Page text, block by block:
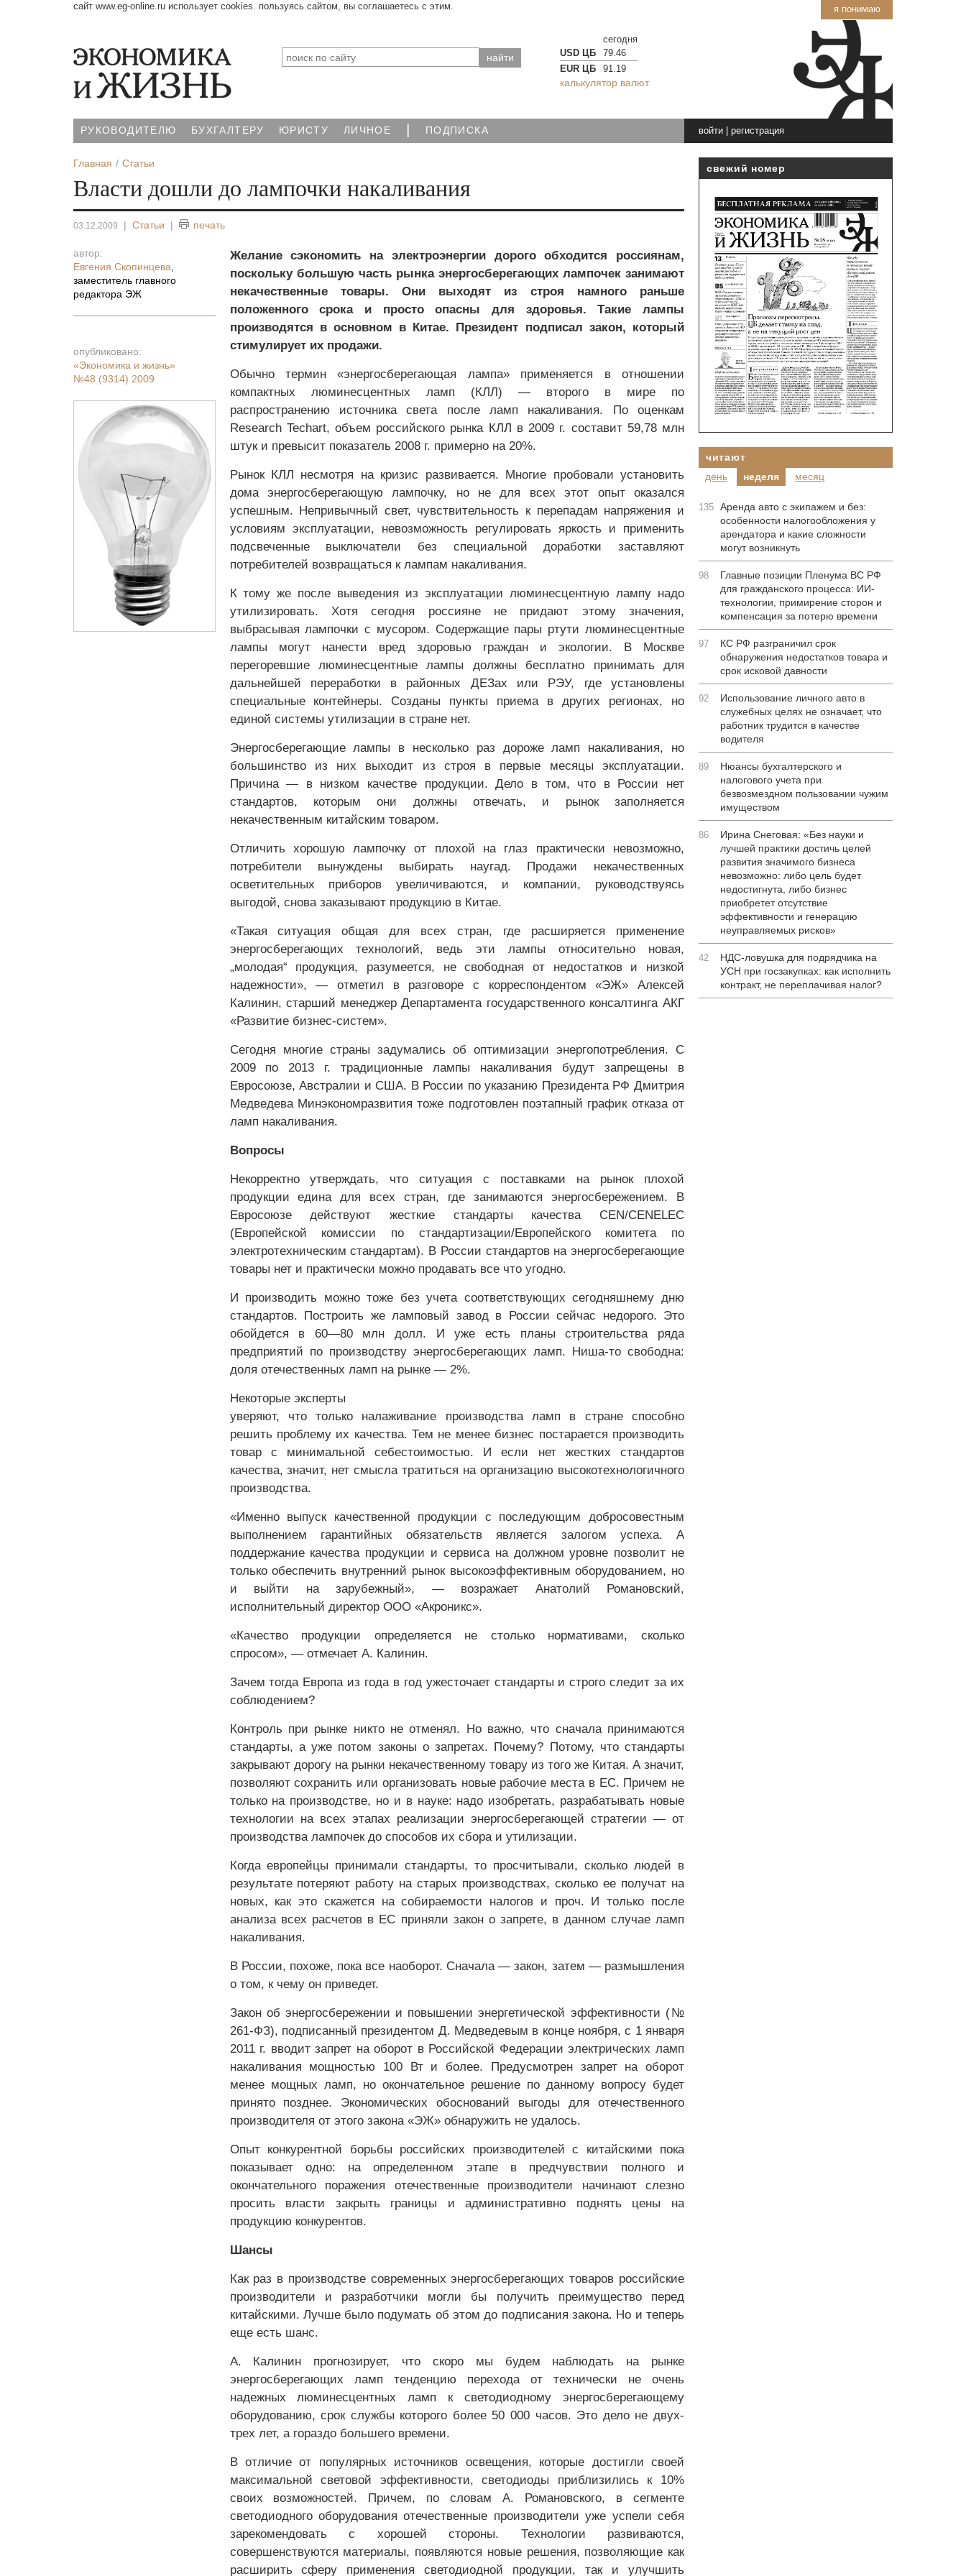
я понимаю
сайт www.eg-online.ru использует cookies. пользуясь сайтом, вы соглашаетесь с этим.
сегодня
USD ЦБ
79.46
EUR ЦБ
91.19
калькулятор валют
РУКОВОДИТЕЛЮ БУХГАЛТЕРУ ЮРИСТУ ЛИЧНОЕ | ПОДПИСКА войти| регистрация
Главная Статьи
Власти дошли до лампочки накаливания
03.12.2009 | Статьи | печать
автор:
Евгения Скопинцева
заместитель главного
редактора ЭЖ
опубликовано:
«Экономика и жизнь»
№48 (9314) 2009
Желание сэкономить на электроэнергии дорого обходится россиянам,
поскольку большую часть рынка энергосберегающих лампочек занимают
некачественные товары. Они выходят из строя намного раньше
положенного срока и просто опасны для здоровья. Такие лампы
производятся в основном в Китае. Президент подписал закон, который
стимулирует их продажи.
Обычно термин «энергосберегающая лампа» применяется в отношении
компактных люминесцентных ламп (КЛЛ) — второго в мире по
распространению источника света после ламп накаливания. По оценкам
Research Techart, объем российского рынка КЛЛ в 2009 г. составит 59,78 млн
штук и превысит показатель 2008 г. примерно на 20%.
Рынок КЛЛ несмотря на кризис развивается. Многие пробовали установить
дома энергосберегающую лампочку, но не для всех этот опыт оказался
успешным. Непривычный свет, чувствительность к перепадам напряжения и
условиям эксплуатации, невозможность регулировать яркость и применить
подсвеченные выключатели без специальной доработки заставляют
потребителей возвращаться к лампам накаливания.
К тому же после выведения из эксплуатации люминесцентную лампу надо
утилизировать. Хотя сегодня россияне не придают этому значения,
выбрасывая лампочки с мусором. Содержащие пары ртути люминесцентные
лампы могут нанести вред здоровью граждан и экологии. В Москве
перегоревшие люминесцентные лампы должны бесплатно принимать для
дальнейшей переработки в районных ДЕЗах или РЭУ, где установлены
специальные контейнеры. Созданы пункты приема в других регионах, но
единой системы утилизации в стране нет.
Энергосберегающие лампы в несколько раз дороже ламп накаливания, но
большинство из них выходит из строя в первые месяцы эксплуатации.
Причина — в низком качестве продукции. Дело в том, что в России нет
стандартов, которым они должны отвечать, и рынок заполняется
некачественным китайским товаром.
Отличить хорошую лампочку от плохой на глаз практически невозможно,
потребители вынуждены выбирать наугад. Продажи некачественных
осветительных приборов увеличиваются, и компании, руководствуясь
выгодой, снова заказывают продукцию в Китае.
«Такая ситуация общая для всех стран, где расширяется применение
энергосберегающих технологий, ведь эти лампы относительно новая,
„молодая“ продукция, разумеется, не свободная от недостатков и низкой
надежности», — отметил в разговоре с корреспондентом «ЭЖ» Алексей
Калинин, старший менеджер Департамента государственного консалтинга АКГ
«Развитие бизнес-систем».
Сегодня многие страны задумались об оптимизации энергопотребления. С
2009 по 2013 г. традиционные лампы накаливания будут запрещены в
Евросоюзе, Австралии и США. В России по указанию Президента РФ Дмитрия
Медведева Минэкономразвития тоже подготовлен поэтапный график отказа от
ламп накаливания.
Вопросы
Некорректно утверждать, что ситуация с поставками на рынок плохой
продукции едина для всех стран, где занимаются энергосбережением. В
Евросоюзе действуют жесткие стандарты качества CEN/CENELEC
(Европейской комиссии по стандартизации/Европейского комитета по
электротехническим стандартам). В России стандартов на энергосберегающие
товары нет и практически можно продавать все что угодно.
И производить можно тоже без учета соответствующих сегодняшнему дню
стандартов. Построить же ламповый завод в России сейчас недорого. Это
обойдется в 60—80 млн долл. И уже есть планы строительства ряда
предприятий по производству энергосберегающих ламп. Ниша-то свободна:
доля отечественных ламп на рынке — 2%.
Некоторые эксперты
уверяют, что только налаживание производства ламп в стране способно
решить проблему их качества. Тем не менее бизнес постарается производить
товар с минимальной себестоимостью. И если нет жестких стандартов
качества, значит, нет смысла тратиться на организацию высокотехнологичного
производства.
«Именно выпуск качественной продукции с последующим добросовестным
выполнением гарантийных обязательств является залогом успеха. А
поддержание качества продукции и сервиса на должном уровне позволит не
только обеспечить внутренний рынок высокоэффективным оборудованием, но
и выйти на зарубежный», — возражает Анатолий Романовский,
исполнительный директор ООО «Акроникс».
«Качество продукции определяется не столько нормативами, сколько
спросом», — отмечает А. Калинин.
Зачем тогда Европа из года в год ужесточает стандарты и строго следит за их
соблюдением?
Контроль при рынке никто не отменял. Но важно, что сначала принимаются
стандарты, а уже потом законы о запретах. Почему? Потому, что стандарты
закрывают дорогу на рынки некачественному товару из того же Китая. А значит,
позволяют сохранить или организовать новые рабочие места в ЕС. Причем не
только на производстве, но и в науке: надо изобретать, разрабатывать новые
технологии на всех этапах реализации энергосберегающей стратегии — от
производства лампочек до способов их сбора и утилизации.
Когда европейцы принимали стандарты, то просчитывали, сколько людей в
результате потеряют работу на старых производствах, сколько ее получат на
новых, как это скажется на собираемости налогов и проч. И только после
анализа всех расчетов в ЕС приняли закон о запрете, в данном случае ламп
накаливания.
В России, похоже, пока все наоборот. Сначала — закон, затем — размышления
о том, к чему он приведет.
Закон об энергосбережении и повышении энергетической эффективности (№
261-ФЗ), подписанный президентом Д. Медведевым в конце ноября, с 1 января
2011 г. вводит запрет на оборот в Российской Федерации электрических ламп
накаливания мощностью 100 Вт и более. Предусмотрен запрет на оборот
менее мощных ламп, но окончательное решение по данному вопросу будет
принято позднее. Экономических обоснований выгоды для отечественного
производителя от этого закона «ЭЖ» обнаружить не удалось.
Опыт конкурентной борьбы российских производителей с китайскими пока
показывает одно: на определенном этапе в предчувствии полного и
окончательного поражения отечественные производители начинают слезно
просить власти закрыть границы и административно поднять цены на
продукцию конкурентов.
Шансы
Как раз в производстве современных энергосберегающих товаров российские
производители и разработчики могли бы получить преимущество перед
китайскими. Лучше было подумать об этом до подписания закона. Но и теперь
еще есть шанс.
А. Калинин прогнозирует, что скоро мы будем наблюдать на рынке
энергосберегающих ламп тенденцию перехода от технически не очень
надежных люминесцентных ламп к светодиодному энергосберегающему
оборудованию, срок службы которого более 50 000 часов. Это дело не двух-
трех лет, а гораздо большего времени.
В отличие от популярных источников освещения, которые достигли своей
максимальной световой эффективности, светодиоды приблизились к 10%
своих возможностей. Причем, по словам А. Романовского, в сегменте
светодиодного оборудования отечественные производители уже успели себя
зарекомендовать с хорошей стороны. Технологии развиваются,
совершенствуются материалы, появляются новые решения, позволяющие как
расширить сферу применения светодиодной продукции, так и улучшить
свежий номер
читают
день
неделя месяц
135 Аренда авто с экипажем и без:
особенности налогообложения у
арендатора и какие сложности
могут возникнуть
98
Главные позиции Пленума ВС РФ
для гражданского процесса: ИИ-
технологии, примирение сторон и
компенсация за потерю времени
97
КС РФ разграничил срок
обнаружения недостатков товара и
срок исковой давности
92
Использование личного авто в
служебных целях не означает, что
работник трудится в качестве
водителя
89
Нюансы бухгалтерского и
налогового учета при
безвозмездном пользовании чужим
имуществом
86
Ирина Снеговая: «Без науки и
лучшей практики достичь целей
развития значимого бизнеса
невозможно: либо цель будет
недостигнута, либо бизнес
приобретет отсутствие
эффективности и генерацию
неуправляемых рисков»
42
НДС-ловушка для подрядчика на
УСН при госзакупках: как исполнить
контракт, не переплачивая налог?